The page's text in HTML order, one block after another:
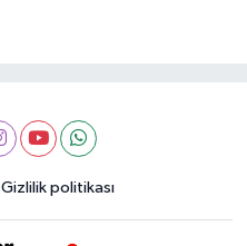
Gizlilik politikası